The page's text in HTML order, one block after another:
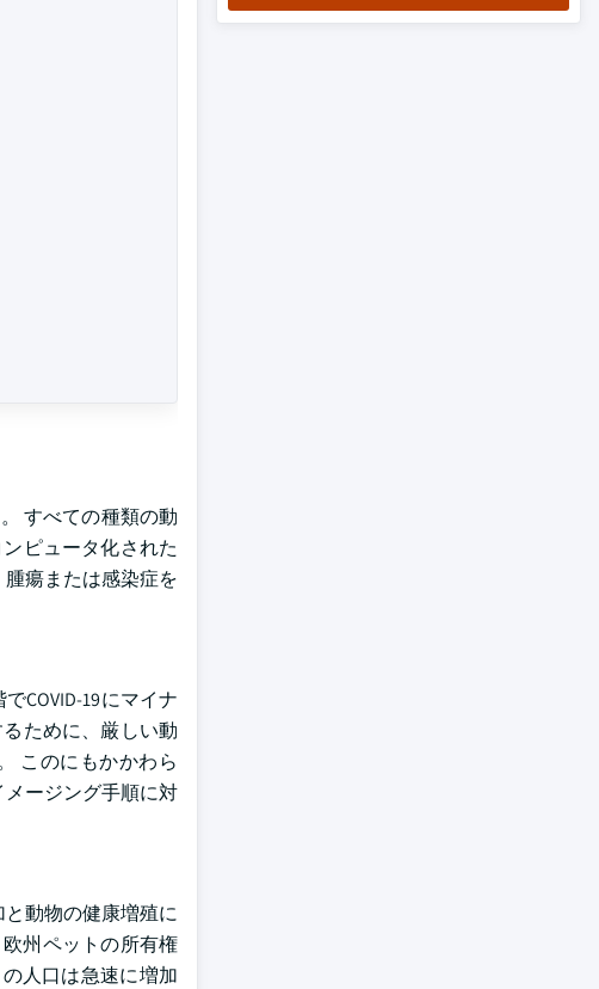
すべての種類の動
ピュータ化された
瘍または感染症を
COVID-19にマイナ
ために、厳しい動
このにもかかわら
メージング手順に対
動物の健康増殖に
州ペットの所有権
人口は急速に増加